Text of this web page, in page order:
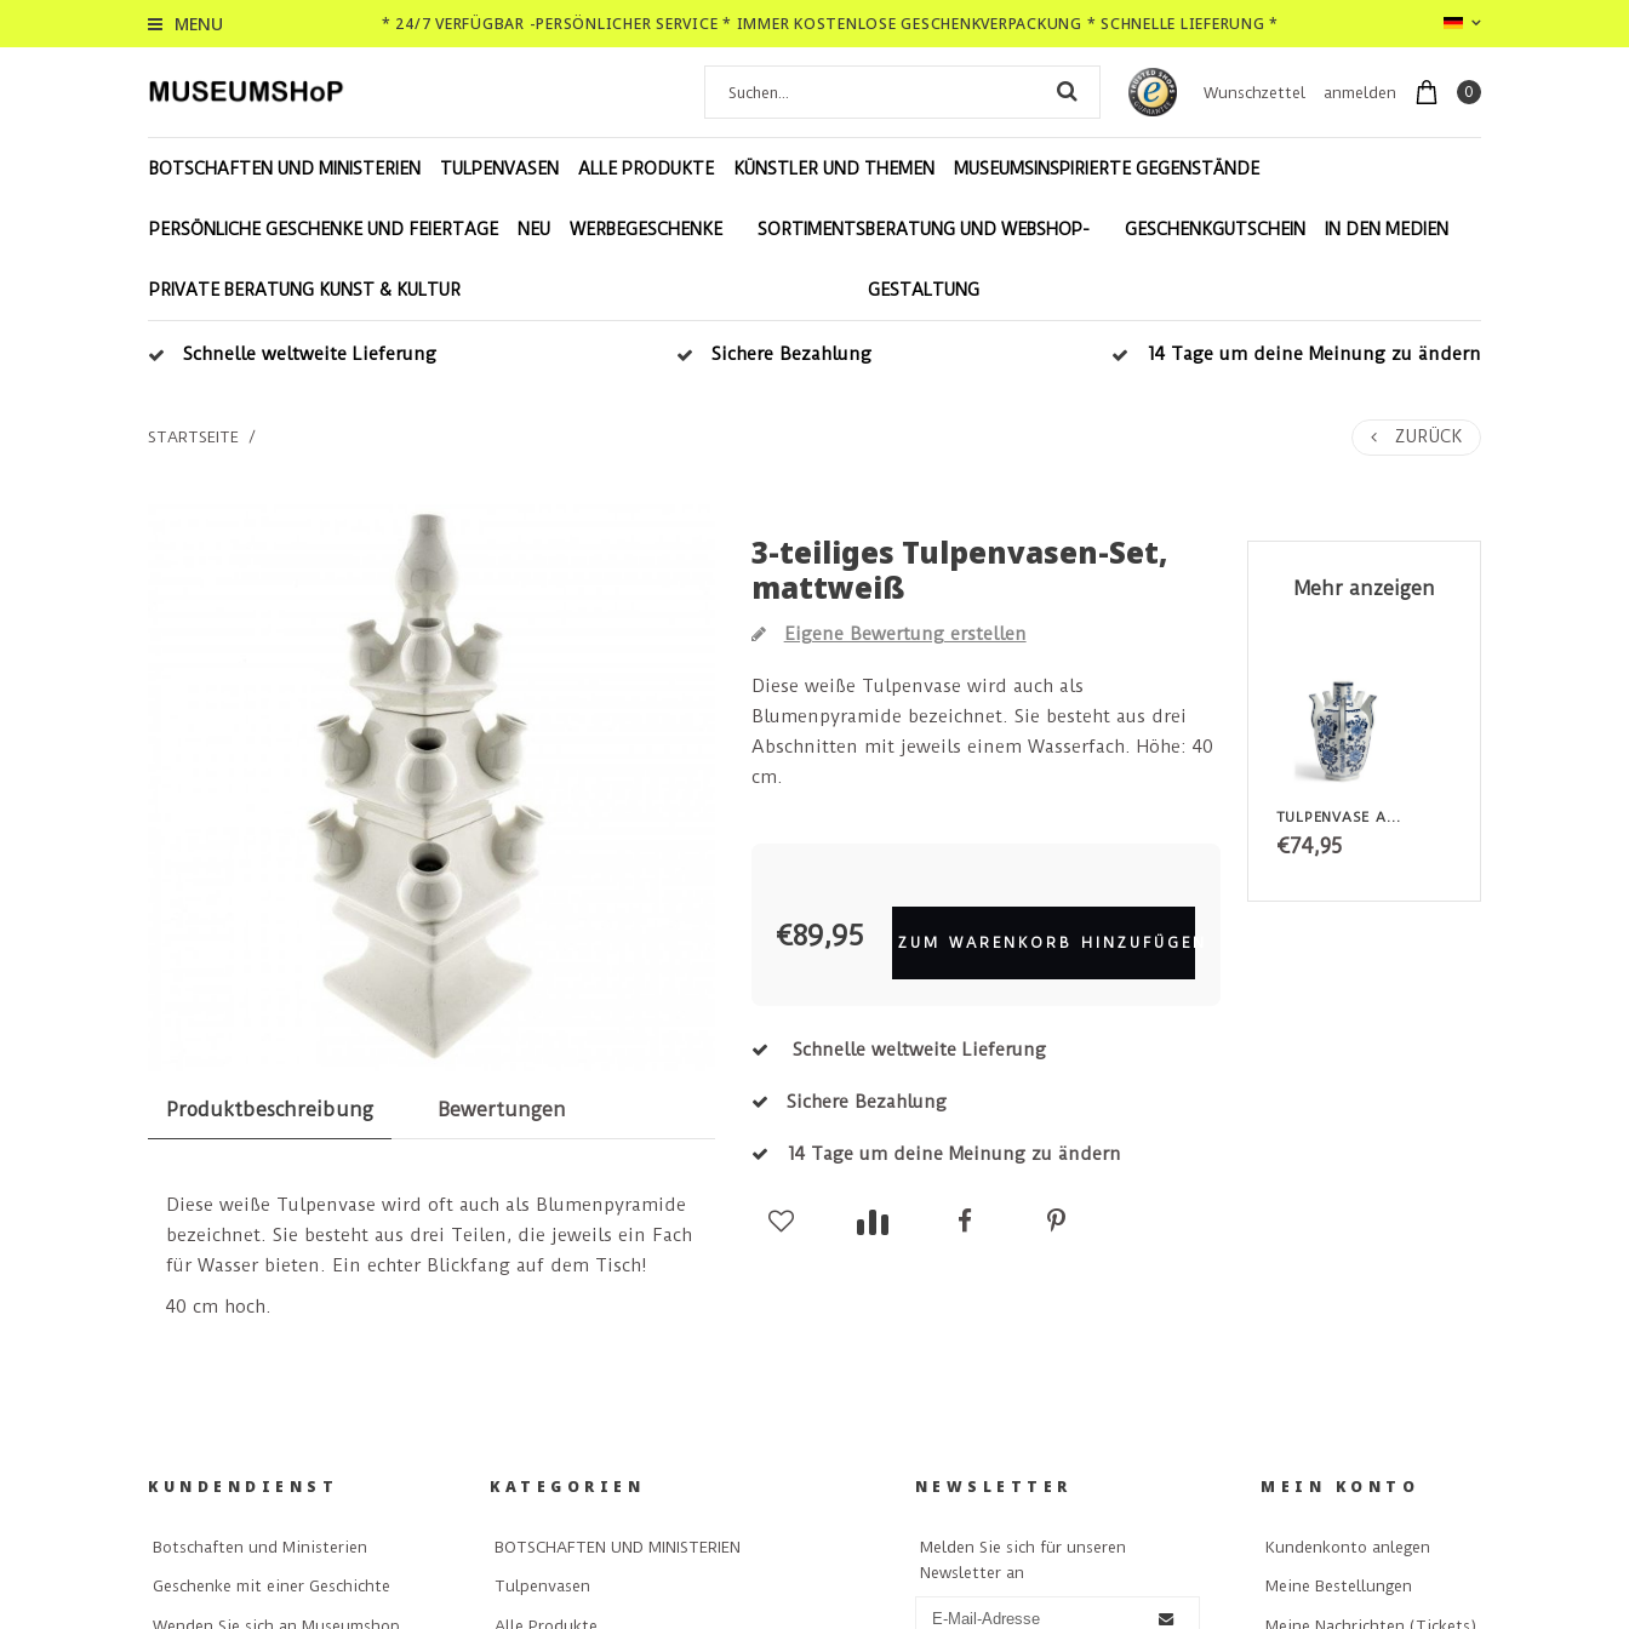
MENU * 24/7 VERFÜGBAR -PERSÖNLICHER SERVICE * IMMER KOSTENLOSE GESCHENKVERPACKUNG * SCHNELLE LIEFERUNG *
Wunschzettel anmelden 0
BOTSCHAFTEN UND MINISTERIEN TULPENVASEN ALLE PRODUKTE KÜNSTLER UND THEMEN MUSEUMSINSPIRIERTE GEGENSTÄNDE
PERSÖNLICHE GESCHENKE UND FEIERTAGE NEU WERBEGESCHENKE SORTIMENTSBERATUNG UND WEBSHOP-
GESTALTUNG
GESCHENKGUTSCHEIN IN DEN MEDIEN
PRIVATE BERATUNG KUNST & KULTUR
Schnelle weltweite Lieferung Sichere Bezahlung 14 Tage um deine Meinung zu ändern
STARTSEITE / ZURÜCK
Produktbeschreibung Bewertungen
Diese weiße Tulpenvase wird oft auch als Blumenpyramide
bezeichnet. Sie besteht aus drei Teilen, die jeweils ein Fach
für Wasser bieten. Ein echter Blickfang auf dem Tisch!
40 cm hoch.
3-teiliges Tulpenvasen-Set,
mattweiß
Eigene Bewertung erstellen
Diese weiße Tulpenvase wird auch als
Blumenpyramide bezeichnet. Sie besteht aus drei
Abschnitten mit jeweils einem Wasserfach. Höhe: 40
cm.
€89,95 ZUM WARENKORB HINZUFÜGEN
Schnelle weltweite Lieferung
Sichere Bezahlung
14 Tage um deine Meinung zu ändern
Mehr anzeigen
TULPENVASE AUS DER MING-DYNASTIE, RIJKSMUSEUM
€74,95
KUNDENDIENST
Botschaften und Ministerien
Geschenke mit einer Geschichte
KATEGORIEN
BOTSCHAFTEN UND MINISTERIEN
Tulpenvasen
NEWSLETTER
Melden Sie sich für unseren
Newsletter an
MEIN KONTO
Kundenkonto anlegen
Meine Bestellungen